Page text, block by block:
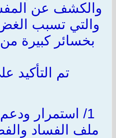
والكشف عن
والتي تسبب
بخسائر كبيرة
تم التأكيد
1/ استمرار
ملف الفساد